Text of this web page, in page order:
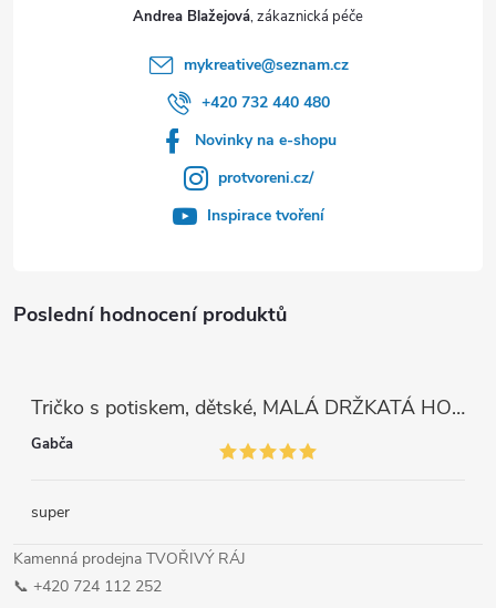
Poslední hodnocení produktů
Tričko s potiskem, dětské, MALÁ DRŽKATÁ HOLKA, 1 ks
Gabča
super
Kamenná prodejna TVOŘIVÝ RÁJ
📞 +420 724 112 252
Andrea Blažejová
mykreative@seznam.cz
+420 732 440 480
Novinky na e-shopu
protvoreni.cz/
Inspirace tvoření